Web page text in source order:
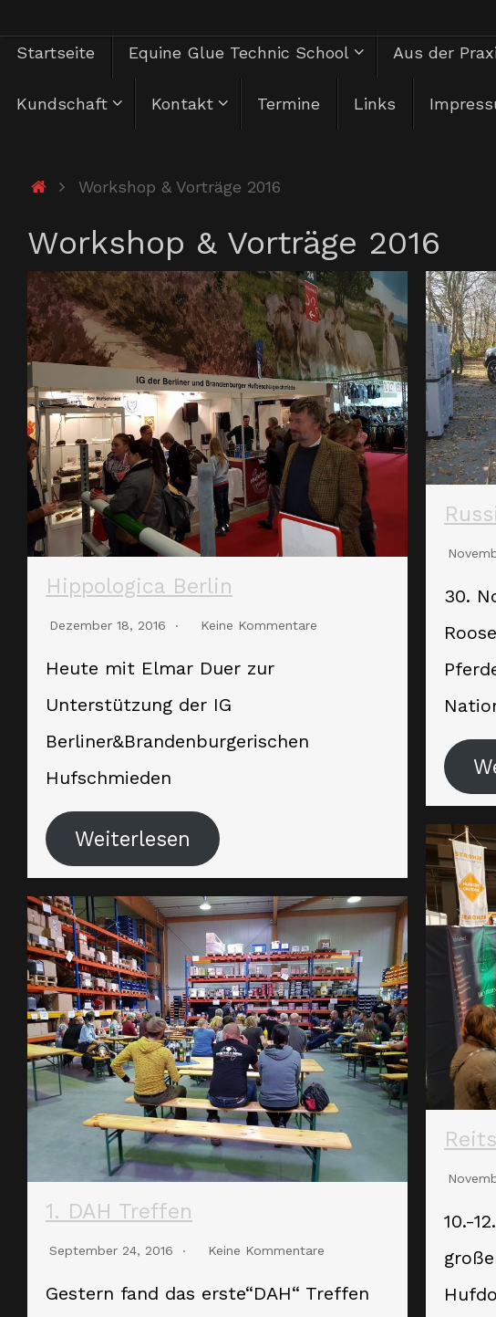
Zum
Zum
InhaltStartseite Equine Glue Technic School Aus der
Kundschaft Kontakt Termine Links
StartWorkshop & Vorträge 2016
Workshop & Vorträge 2016
Hippologica Berlin
Dezember 18, 2016 Keine Kommentare
Heute mit Elmar Duer zur
Unterstützung der IG
Berliner&Brandenburgerischen
Hufschmieden
Weiterlesen
30.
10.-
1. DAH Treffen
September 24, 2016 Keine Kommentare
Gestern fand das erste“DAH“ Treffen